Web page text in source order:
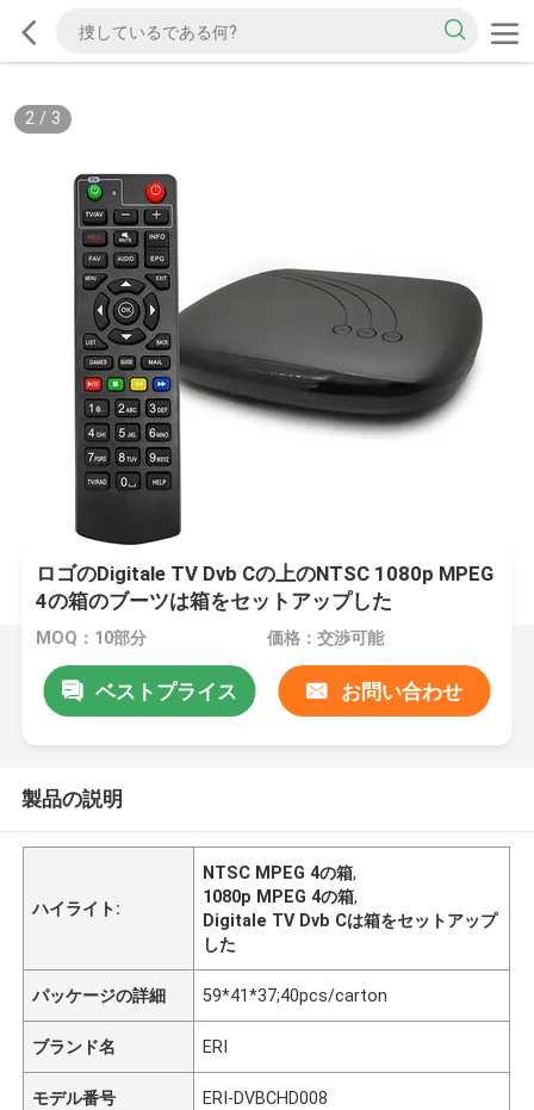
2/ 3
ロゴのDigitale TV Dvb Cの上のNTSC 1080p MPEG
4の箱のブーツは箱をセットアップした
MOQ：10部分 価格：交渉可能
ベストプライス お問い合わせ
製品の説明
ハイライト:
NTSC MPEG 4の箱,
1080p MPEG 4の箱,
Digitale TV Dvb Cは箱をセットアップ
した
パッケージの詳細 59*41*37;40pcs/carton
ブランド名 ERI
モデル番号 ERI-DVBCHD008